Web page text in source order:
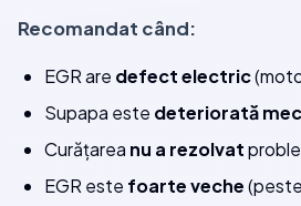
Recomandat când:
EGR are defect electric
Supapa este deteriorată
Curățarea nu a rezolvat
EGR este foarte veche